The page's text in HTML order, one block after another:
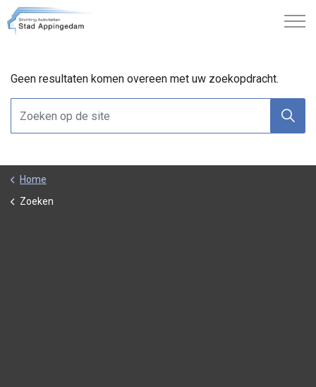
Geen resultaten komen overeen met uw zoekopdracht.
Home
Zoeken